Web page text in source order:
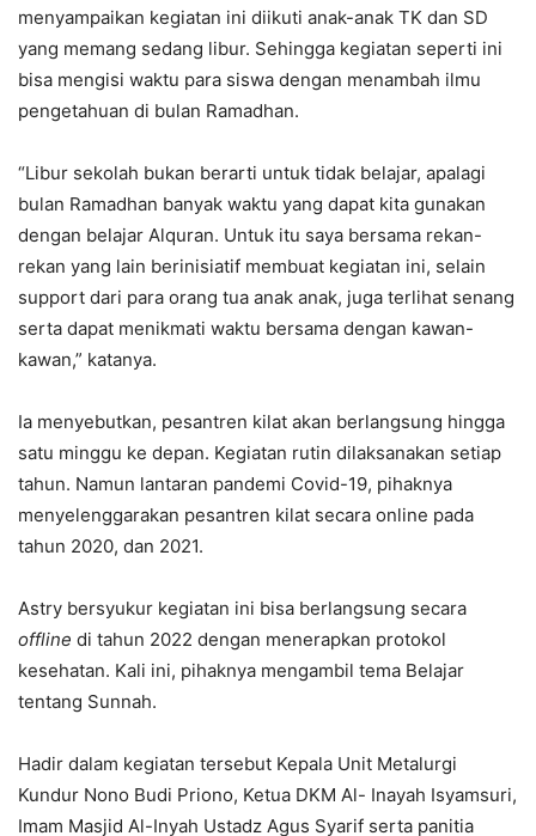
menyampaikan kegiatan ini diikuti anak-anak TK dan SD
yang memang sedang libur. Sehingga kegiatan seperti ini
bisa mengisi waktu para siswa dengan menambah ilmu
pengetahuan di bulan Ramadhan.
“Libur sekolah bukan berarti untuk tidak belajar, apalagi
bulan Ramadhan banyak waktu yang dapat kita gunakan
dengan belajar Alquran. Untuk itu saya bersama rekan-
rekan yang lain berinisiatif membuat kegiatan ini, selain
support dari para orang tua anak anak, juga terlihat senang
serta dapat menikmati waktu bersama dengan kawan-
kawan,” katanya.
Ia menyebutkan, pesantren kilat akan berlangsung hingga
satu minggu ke depan. Kegiatan rutin dilaksanakan setiap
tahun. Namun lantaran pandemi Covid-19, pihaknya
menyelenggarakan pesantren kilat secara online pada
tahun 2020, dan 2021.
Astry bersyukur kegiatan ini bisa berlangsung secara
offline di tahun 2022 dengan menerapkan protokol
kesehatan. Kali ini, pihaknya mengambil tema Belajar
tentang Sunnah.
Hadir dalam kegiatan tersebut Kepala Unit Metalurgi
Kundur Nono Budi Priono, Ketua DKM Al- Inayah Isyamsuri,
Imam Masjid Al-Inyah Ustadz Agus Syarif serta panitia